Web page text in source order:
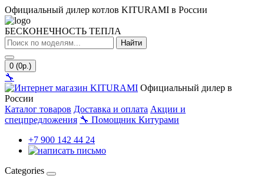
Официальный дилер котлов KITURAMI в России
БЕСКОНЕЧНОСТЬ ТЕПЛА
Найти
0 (0р.)
🔧
Официальный дилер в
России
Каталог товаров Доставка и оплата Акции и
спецпредложения 🔧 Помощник Китурами
+7 900 142 44 24
Categories